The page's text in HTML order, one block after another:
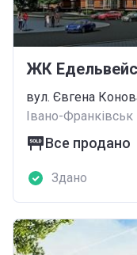
ЖК Едельвейс
вул. Євгена
Івано-Франківськ
Все продано
Здано